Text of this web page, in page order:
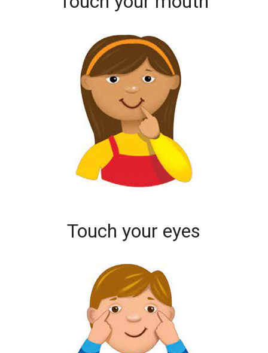
Touch your eyes